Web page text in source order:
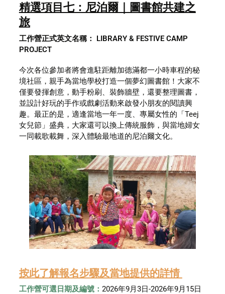
精選項目七：尼泊爾｜圖書館共建之
旅
工作營正式英文名稱： LIBRARY & FESTIVE CAMP
PROJECT
今次各位參加者將會進駐距離加德滿都一小時車程的秘
境社區，親手為當地學校打造一個夢幻圖書館！大家不
僅要發揮創意，動手粉刷、裝飾牆壁，還要整理圖書，
並設計好玩的手作或戲劇活動來啟發小朋友的閱讀興
趣。最正的是，適逢當地一年一度、專屬女性的「Teej
女兒節」盛典，大家還可以換上傳統服飾，與當地婦女
一同載歌載舞，深入體驗最地道的尼泊爾文化。
按此了解報名步驟及當地提供的詳情
工作營可選日期及編號： 2026年9月3日-2026年9月15日